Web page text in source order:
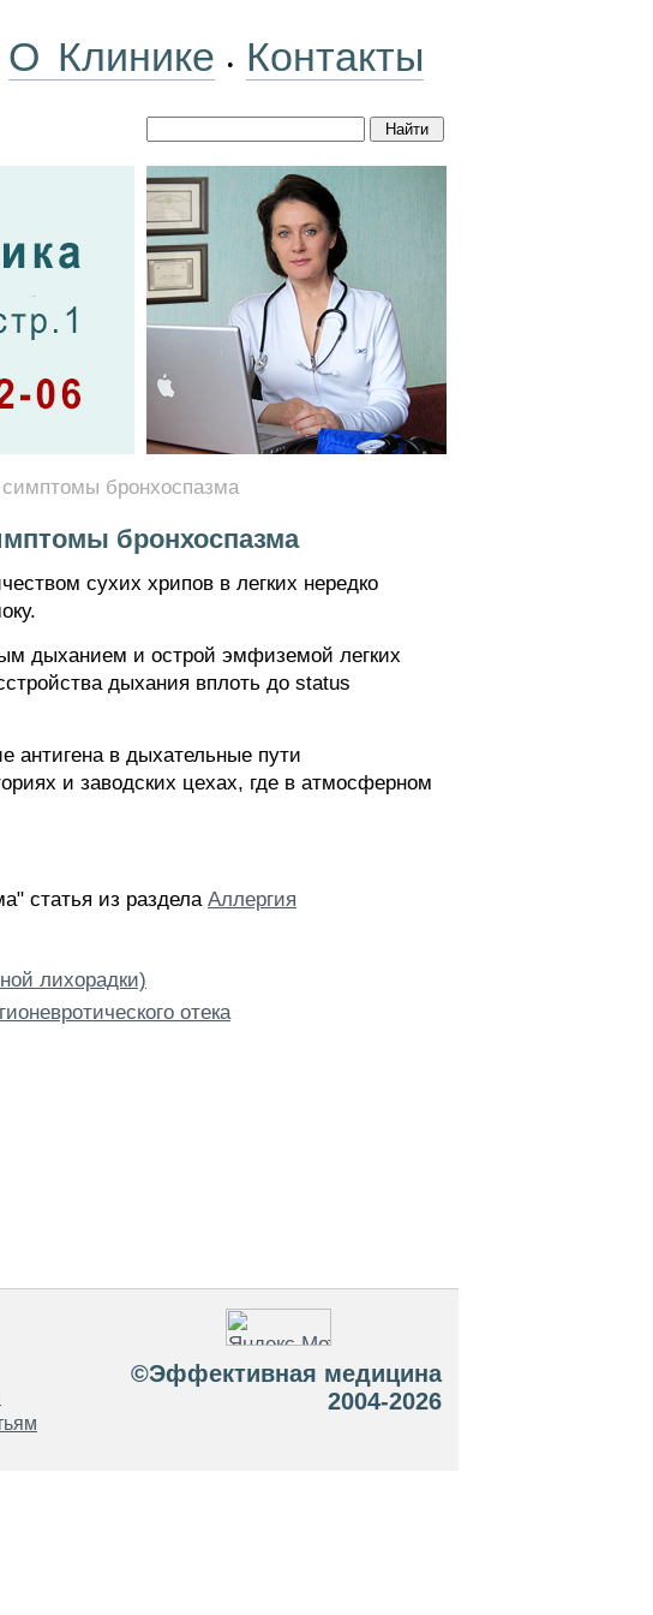
О Клинике • Контакты
симптомы бронхоспазма
бронхоспазма
сухих хрипов в легких нередко
дыханием и острой эмфиземой легких
дыхания вплоть до status
антигена в дыхательные пути
и заводских цехах, где в атмосферном
статья из раздела Аллергия
лихорадки)
отека
©Эффективная медицина
2004-2026